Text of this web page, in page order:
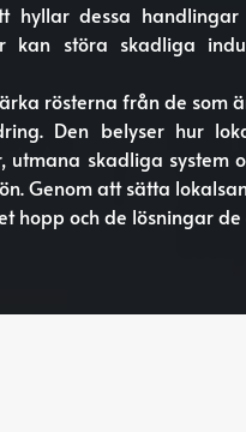
hyllar dessa
kan störa skadliga
rösterna från de som
Den belyser hur
skadliga system
Genom att sätta
hopp och de lösningar de